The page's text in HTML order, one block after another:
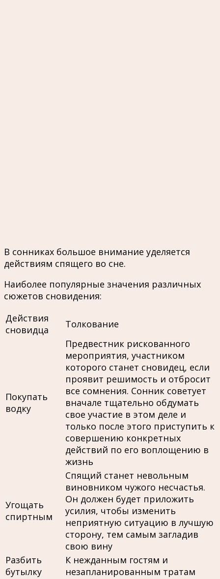
В сонниках большое внимание уделяется
действиям спящего во сне.
Наиболее популярные значения различных
сюжетов сновидения:
Действия
сновидца
Толкование
Покупать
водку
Предвестник рискованного
мероприятия, участником
которого станет сновидец, если
проявит решимость и отбросит
все сомнения. Сонник советует
вначале тщательно обдумать
свое участие в этом деле и
только после этого приступить к
совершению конкретных
действий по его воплощению в
жизнь
Угощать
спиртным
Спящий станет невольным
виновником чужого несчастья.
Он должен будет приложить
усилия, чтобы изменить
неприятную ситуацию в лучшую
сторону, тем самым загладив
свою вину
Разбить
бутылку
К нежданным гостям и
незапланированным тратам